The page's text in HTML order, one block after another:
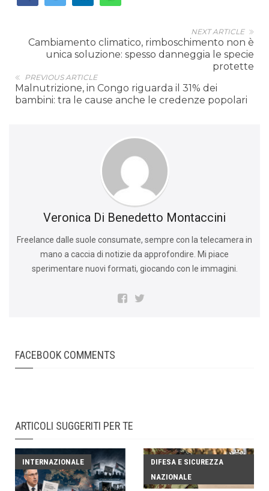
NEXT ARTICLE
Cambiamento climatico, rimboschimento non è
unica soluzione: spesso danneggia le specie
protette
PREVIOUS ARTICLE
Malnutrizione, in Congo riguarda il 31% dei
bambini: tra le cause anche le credenze popolari
Veronica Di Benedetto Montaccini
Freelance dalle suole consumate, sempre con la telecamera in
mano a caccia di notizie da approfondire. Mi piace
sperimentare nuovi formati, giocando con le immagini.
FACEBOOK COMMENTS
ARTICOLI SUGGERITI PER TE
INTERNAZIONALE
DIFESA E SICUREZZA
NAZIONALE